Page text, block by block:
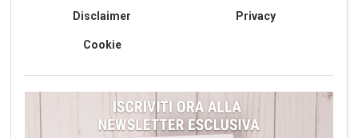
Disclaimer Privacy
Cookie